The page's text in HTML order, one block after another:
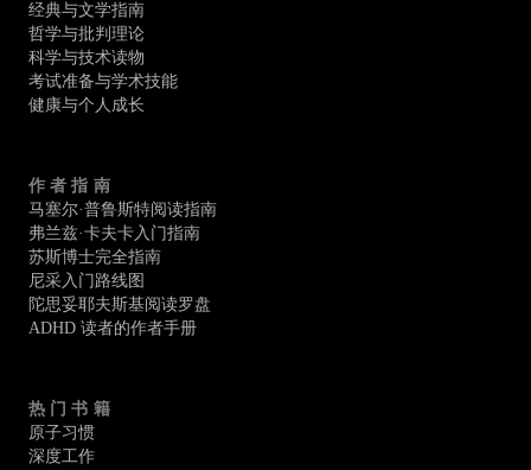
经典与文学指南
哲学与批判理论
科学与技术读物
考试准备与学术技能
健康与个人成长
作者指南
马塞尔·普鲁斯特阅读指南
弗兰兹·卡夫卡入门指南
苏斯博士完全指南
尼采入门路线图
陀思妥耶夫斯基阅读罗盘
ADHD 读者的作者手册
热门书籍
原子习惯
深度工作